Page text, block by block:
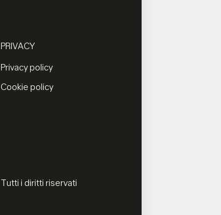
PRIVACY
Privacy policy
Cookie policy
Tutti i diritti riservati